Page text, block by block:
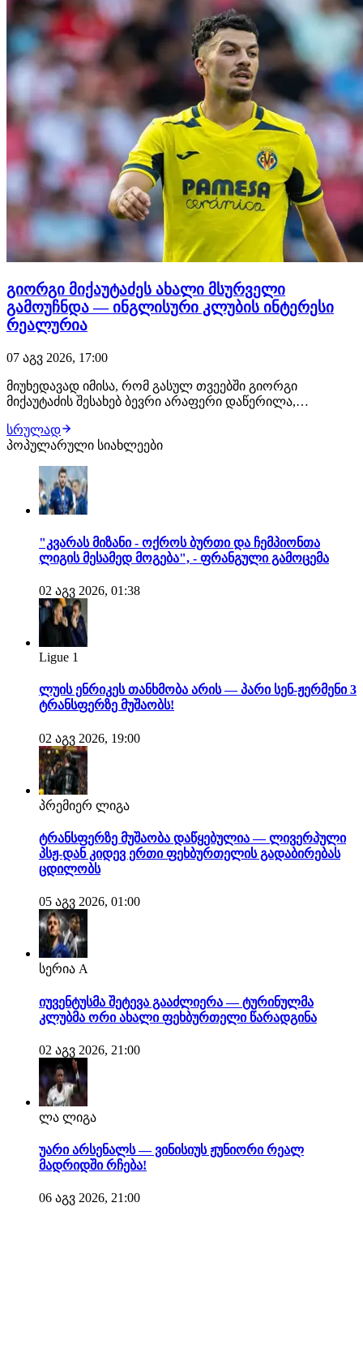
ალისონის…
გიორგი მიქაუტაძეს ახალი მსურველი
გამოუჩნდა — ინგლისური კლუბის ინტერესი
რეალურია
07 აგვ 2026, 17:00
მიუხედავად იმისა, რომ გასულ თვეებში გიორგი
მიქაუტაძის შესახებ ბევრი არაფერი დაწერილა,
ფანჯრის ერთ-ერთ მოთხოვნად ფეხბურთელად ამ
დრომდე რჩება. როგორც ჩვენთვის ხდება ცნობილი,
ქართველი თავდამსხმელით ტოტენჰემი ინტერესდება.
ლონდონური კლუბი შეტევის…
სრულად
პოპულარული სიახლეები
"კვარას მიზანი - ოქროს ბურთი და ჩემპიონთა
ლიგის მესამედ მოგება", - ფრანგული გამოცემა
02 აგვ 2026, 01:38
Ligue 1
ლუის ენრიკეს თანხმობა არის — პარი სენ-ჟერმენი 3
ტრანსფერზე მუშაობს!
02 აგვ 2026, 19:00
პრემიერ ლიგა
ტრანსფერზე მუშაობა დაწყებულია — ლივერპული
პსჟ-დან კიდევ ერთი ფეხბურთელის გადაბირებას
ცდილობს
05 აგვ 2026, 01:00
სერია A
იუვენტუსმა შეტევა გააძლიერა — ტურინულმა
კლუბმა ორი ახალი ფეხბურთელი წარადგინა
02 აგვ 2026, 21:00
ლა ლიგა
უარი არსენალს — ვინისიუს ჟუნიორი რეალ
მადრიდში რჩება!
06 აგვ 2026, 21:00